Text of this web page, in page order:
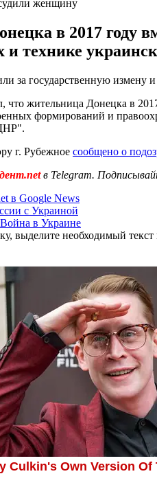
женщину
в 2017 году
и технике
за государственную измену
что жительница Донецка в
формирований и
г. Рубежное сообщено о
в Telegram.
в Google News
с Украиной
Война в Украине
выделите необходимый